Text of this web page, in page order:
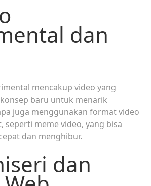
dan
mencakup video yang
baru untuk menarik
juga menggunakan format video
seperti meme video, yang bisa
dan menghibur.
dan